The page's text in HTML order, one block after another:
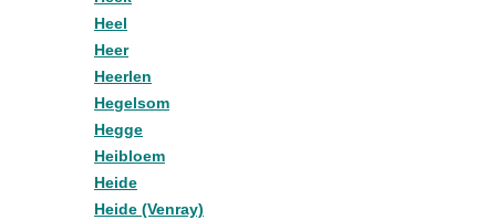
Heel
Heer
Heerlen
Hegelsom
Hegge
Heibloem
Heide
Heide (Venray)